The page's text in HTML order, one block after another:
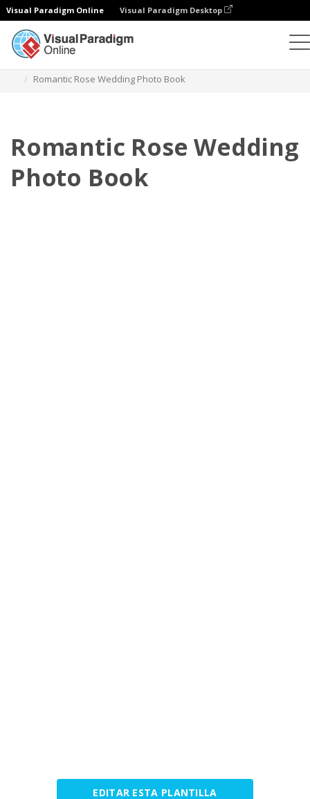
Visual Paradigm Online Visual Paradigm Desktop
Romantic Rose Wedding Photo Book
Romantic Rose Wedding
Photo Book
EDITAR ESTA PLANTILLA